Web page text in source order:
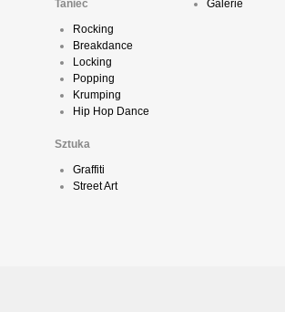
Taniec
Rocking
Breakdance
Locking
Popping
Krumping
Hip Hop Dance
Sztuka
Graffiti
Street Art
Galerie